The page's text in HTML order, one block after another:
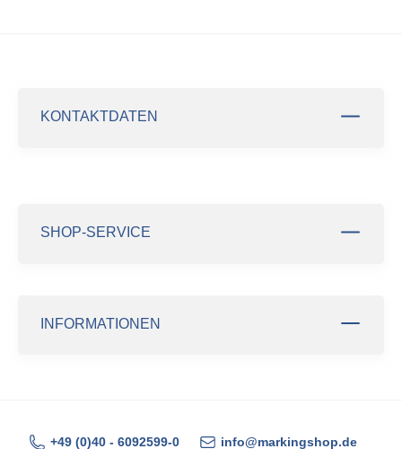
KONTAKTDATEN
SHOP-SERVICE
INFORMATIONEN
+49 (0)40 - 6092599-0
info@markingshop.de